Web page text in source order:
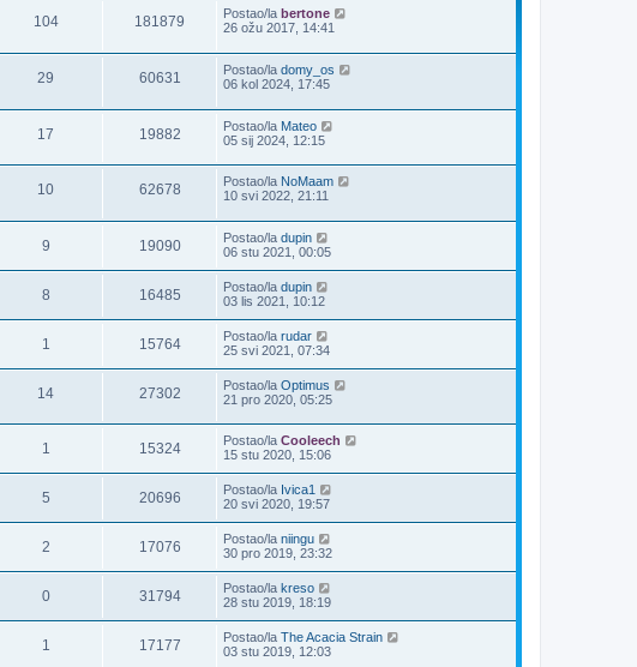
104 181879 Postao/la bertone
26 ožu 2017, 14:41
29 60631 Postao/la domy_os
06 kol 2024, 17:45
17 19882 Postao/la Mateo
05 sij 2024, 12:15
10 62678 Postao/la NoMaam
10 svi 2022, 21:11
9 19090 Postao/la dupin
06 stu 2021, 00:05
8 16485 Postao/la dupin
03 lis 2021, 10:12
1 15764 Postao/la rudar
25 svi 2021, 07:34
14 27302 Postao/la Optimus
21 pro 2020, 05:25
1 15324 Postao/la Cooleech
15 stu 2020, 15:06
5 20696 Postao/la Ivica1
20 svi 2020, 19:57
2 17076 Postao/la niingu
30 pro 2019, 23:32
0 31794 Postao/la kreso
28 stu 2019, 18:19
1 17177 Postao/la The Acacia Strain
03 stu 2019, 12:03